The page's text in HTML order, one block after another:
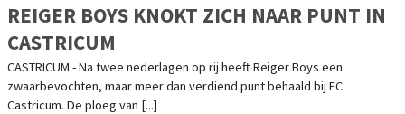
REIGER BOYS KNOKT ZICH NAAR PUNT IN
CASTRICUM
CASTRICUM - Na twee nederlagen op rij heeft Reiger Boys een
zwaarbevochten, maar meer dan verdiend punt behaald bij FC
Castricum. De ploeg van [...]